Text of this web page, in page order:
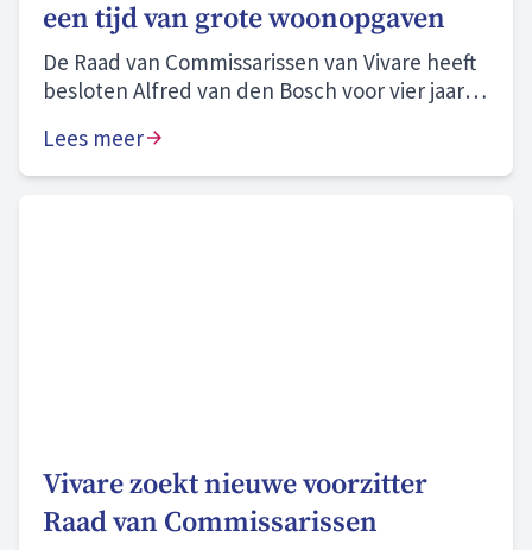
een tijd van grote woonopgaven
De Raad van Commissarissen van Vivare heeft
besloten Alfred van den Bosch voor vier jaar te
Lees meer
Vivare zoekt nieuwe voorzitter
Raad van Commissarissen